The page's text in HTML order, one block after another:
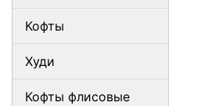
Кофты
Худи
Кофты флисовые